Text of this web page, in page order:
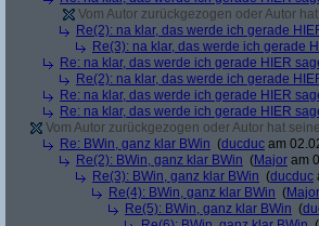
Vom Autor zurückgezogen oder Autor
Re(2): na klar, das werde ich gerade
Re(3): na klar, das werde ich gerade
Re: na klar, das werde ich gerade HIER
Re(2): na klar, das werde ich gerade
Re: na klar, das werde ich gerade HIER
Re: na klar, das werde ich gerade HIER
Vom Autor zurückgezogen oder Autor hat
Re: BWin, ganz klar BWin (ducduc am
Re(2): BWin, ganz klar BWin (Major am
Re(3): BWin, ganz klar BWin (ducduc
Re(4): BWin, ganz klar BWin (Major
Re(5): BWin, ganz klar BWin (